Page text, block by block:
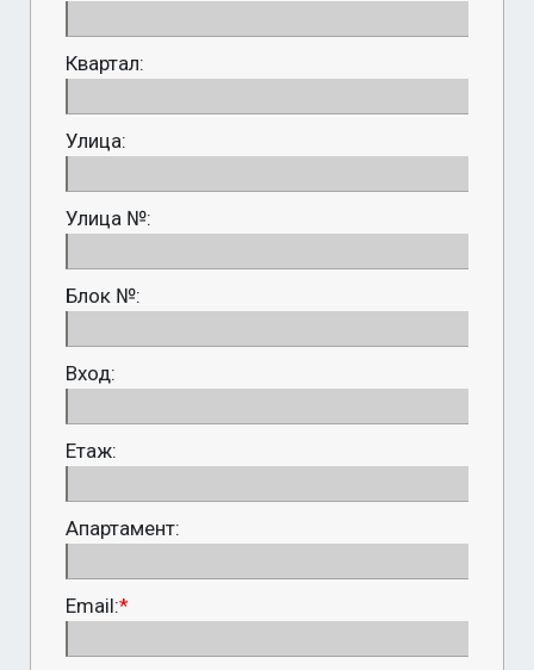
Квартал:
Улица:
Улица №:
Блок №:
Вход:
Етаж:
Апартамент:
Email:*